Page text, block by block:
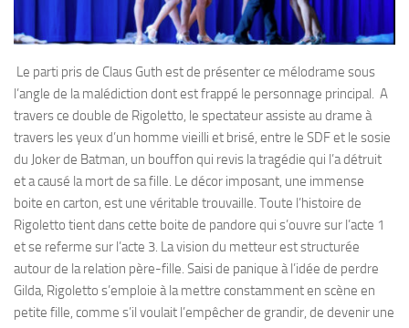
Le parti pris de Claus Guth est de présenter ce mélodrame sous
l’angle de la malédiction dont est frappé le personnage principal. A
travers ce double de Rigoletto, le spectateur assiste au drame à
travers les yeux d’un homme vieilli et brisé, entre le SDF et le sosie
du Joker de Batman, un bouffon qui revis la tragédie qui l’a détruit
et a causé la mort de sa fille. Le décor imposant, une immense
boite en carton, est une véritable trouvaille. Toute l’histoire de
Rigoletto tient dans cette boite de pandore qui s’ouvre sur l’acte 1
et se referme sur l’acte 3. La vision du metteur est structurée
autour de la relation père-fille. Saisi de panique à l’idée de perdre
Gilda, Rigoletto s’emploie à la mettre constamment en scène en
petite fille, comme s’il voulait l’empêcher de grandir, de devenir une